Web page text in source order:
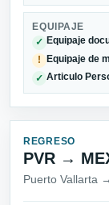
EQUIPAJE
✓ Equipaje
! Equipaje de
✓ Articulo
REGRESO
PVR →
Puerto Vallarta